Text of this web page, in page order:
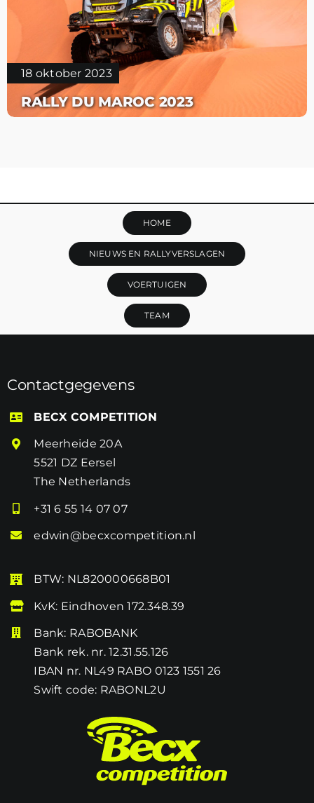
18 oktober 2023
RALLY DU MAROC 2023
HOME
NIEUWS EN RALLYVERSLAGEN
VOERTUIGEN
TEAM
Contactgegevens
BECX COMPETITION
Meerheide 20A
5521 DZ Eersel
The Netherlands
+31 6 55 14 07 07
edwin@becxcompetition.nl
BTW: NL820000668B01
KvK: Eindhoven 172.348.39
Bank: RABOBANK
Bank rek. nr. 12.31.55.126
IBAN nr. NL49 RABO 0123 1551 26
Swift code: RABONL2U